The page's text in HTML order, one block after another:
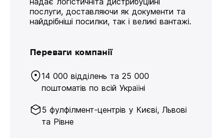
послуги, доставляючи як документи та
найдрібніші посилки, так і великі вантажі.
Переваги компанії
14 000 відділень та 25 000
поштоматів по всій Україні
5 фулфілмент-центрів у Києві, Львові
та Рівне